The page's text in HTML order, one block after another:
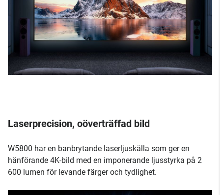
Laserprecision, oöverträffad bild
W5800 har en banbrytande laserljuskälla som ger en
hänförande 4K-bild med en imponerande ljusstyrka på 2
600 lumen för levande färger och tydlighet.